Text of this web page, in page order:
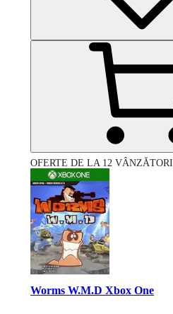
OFERTE DE LA 12 VÂNZĂTORI
Worms W.M.D Xbox One